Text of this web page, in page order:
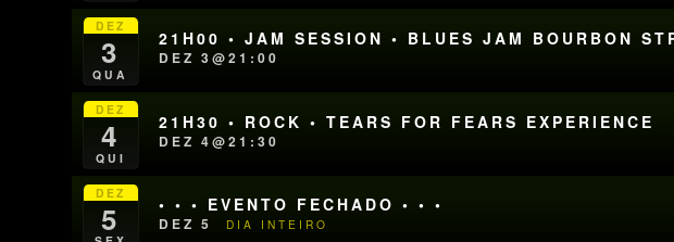
DEZ
3
QUA
21H00 • JAM SESSION • BLUES JAM BOURBON
DEZ 3@21:00
DEZ
4
QUI
21H30 • ROCK • TEARS FOR FEARS EXPERIENCE
DEZ 4@21:30
DEZ
5 • • • EVENTO FECHADO • • •
DEZ 5 DIA INTEIRO